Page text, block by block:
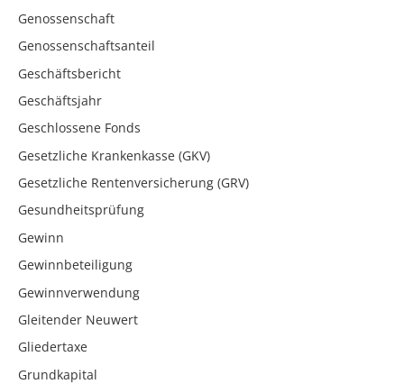
Genossenschaft
Genossenschaftsanteil
Geschäftsbericht
Geschäftsjahr
Geschlossene Fonds
Gesetzliche Krankenkasse (GKV)
Gesetzliche Rentenversicherung (GRV)
Gesundheitsprüfung
Gewinn
Gewinnbeteiligung
Gewinnverwendung
Gleitender Neuwert
Gliedertaxe
Grundkapital